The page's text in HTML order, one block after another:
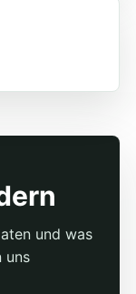
und was
uns